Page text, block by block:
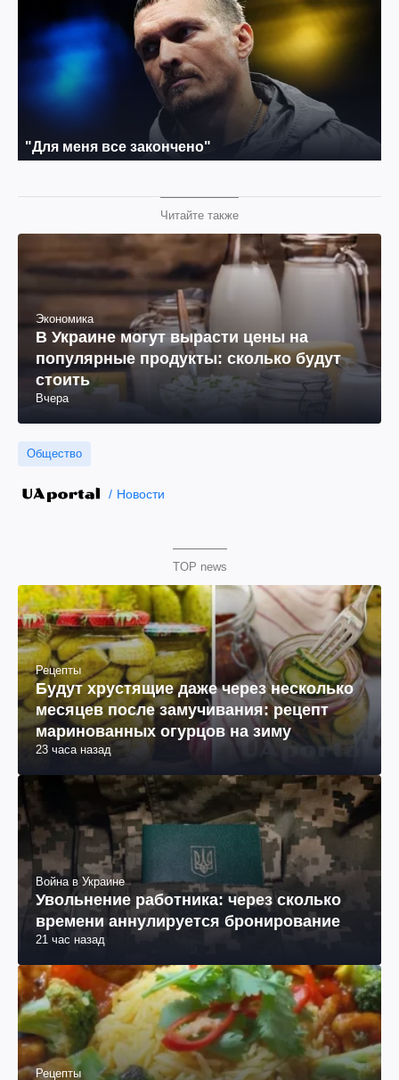
Читайте также
Экономика
В Украине могут вырасти цены на
популярные продукты: сколько будут
стоить
Вчера
Общество
Новости
TOP news
Рецепты
Будут хрустящие даже через несколько
месяцев после замучивания: рецепт
маринованных огурцов на зиму
23 часа назад
Война в Украине
Увольнение работника: через сколько
времени аннулируется бронирование
21 час назад
Рецепты